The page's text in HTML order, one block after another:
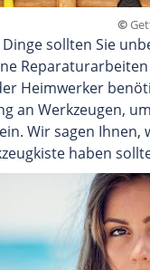
©
sollten Sie
Heimwerker
an Werkzeugen,
Wir sagen Ihnen,
haben